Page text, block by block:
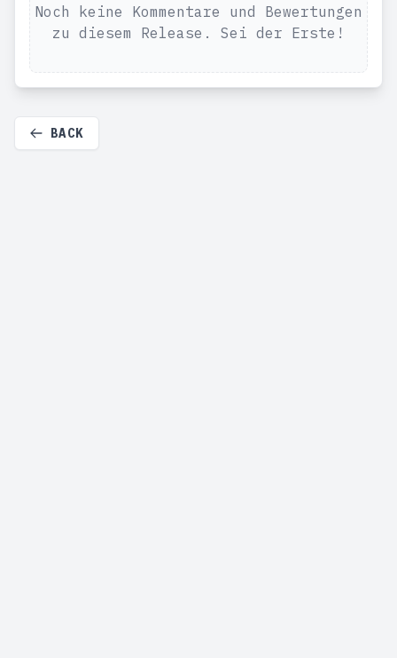
Noch keine Kommentare und Bewertungen
zu diesem Release. Sei der Erste!
BACK